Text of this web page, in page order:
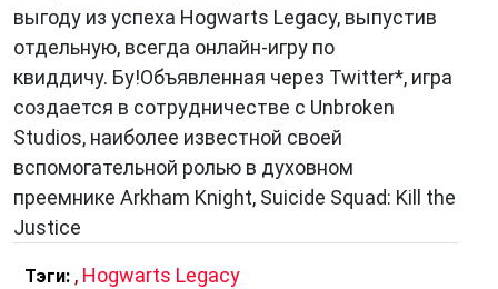
выгоду из успеха Hogwarts Legacy, выпустив
отдельную, всегда онлайн-игру по
квиддичу. Бу!Объявленная через Twitter*, игра
создается в сотрудничестве с Unbroken
Studios, наиболее известной своей
вспомогательной ролью в духовном
преемнике Arkham Knight, Suicide Squad: Kill the
Justice
Тэги: , Hogwarts Legacy